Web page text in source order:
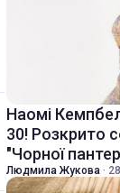
Наомі
30! Розкрито
"Чорної
Людмила Жукова ·